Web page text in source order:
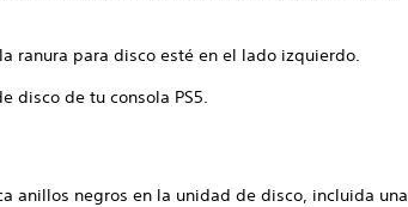
ranura para disco esté en el lado izquierdo.
disco de tu consola PS5.
anillos negros en la unidad de disco, incluida una